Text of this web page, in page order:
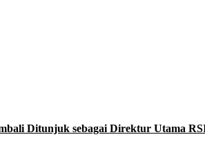
Ditunjuk sebagai Direktur Utama